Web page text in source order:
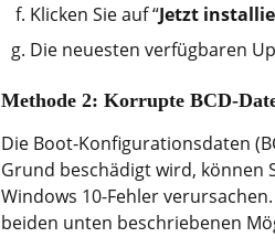
Klicken Sie auf “Jetzt
Die neuesten verfügbaren
Methode 2: Korrupte BCD-
Die Boot-Konfigurationsdaten
Grund beschädigt wird, können
Windows 10-Fehler
beiden unten beschriebenen